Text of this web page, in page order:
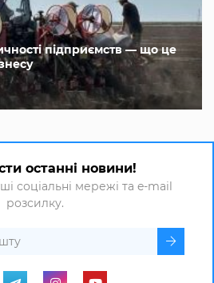
підприємств — що це
останні новини!
соціальні мережі та e-mail
розсилку.